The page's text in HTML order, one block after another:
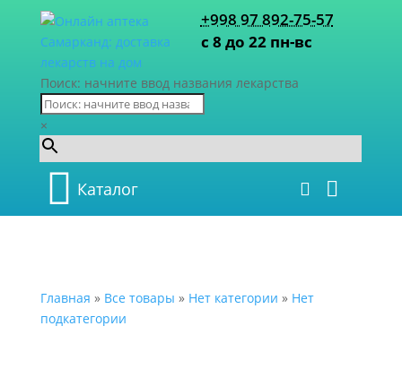
+998 97 892-75-57
с 8 до 22 пн-вс
Поиск: начните ввод названия лекарства
×
Каталог
Главная » Все товары » Нет категории » Нет
подкатегории